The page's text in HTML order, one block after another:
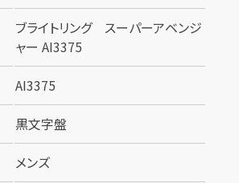
ブライトリング スーパーアベンジ
ャー AI3375
AI3375
黒文字盤
メンズ